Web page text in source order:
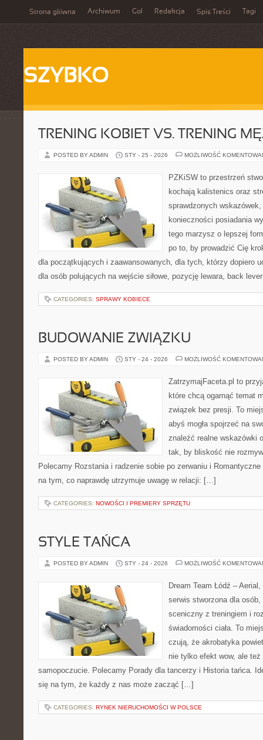
Strona główna Archiwum Gol Redakcja Spis Treści Tagi
SZYBKO
TRENING KOBIET VS. TRENING
POSTED BY ADMIN STY - 25 - 2026 MOŻLIWOŚĆ
PZKiSW to przestrzeń
kochają kalistenics oraz
sprawdzonych
konieczności posiadania
tego marzysz o lepszej
po to, by prowadzić Cię
dla początkujących i zaawansowanych, dla tych, którzy dopiero
dla osób polujących na wejście siłowe, pozycję lewara, back
CATEGORIES: SPRAWY KOBIECE
BUDOWANIE ZWIĄZKU
POSTED BY ADMIN STY - 24 - 2026 MOŻLIWOŚĆ
ZatrzymajFaceta.pl to
które chcą ogarnąć temat
związek bez presji. To
abyś mogła spojrzeć na
znaleźć realne wskazówki
tak, by bliskość nie
Polecamy Rozstania i radzenie sobie po zerwaniu i
na tym, co naprawdę utrzymuje uwagę w relacji: […]
CATEGORIES: NOWOŚCI I PREMIERY SPRZĘTU
STYLE TAŃCA
POSTED BY ADMIN STY - 24 - 2026 MOŻLIWOŚĆ
Dream Team Łódź –
serwis stworzona dla
sceniczny z treningiem i
świadomości ciała. To
czują, że akrobatyka
nie tylko efekt wow, ale też
samopoczucie. Polecamy Porady dla tancerzy i Historia tańca.
się na tym, że każdy z nas może zacząć […]
CATEGORIES: RYNEK NIERUCHOMOŚCI W POLSCE